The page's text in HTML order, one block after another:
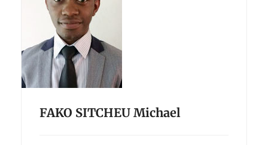
FAKO SITCHEU Michael